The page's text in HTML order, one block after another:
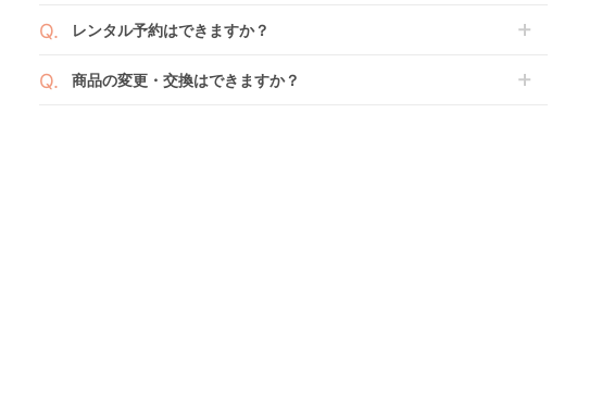
せていただく場合がございます。あらかじめご了承ください。
す。
※空港への配達はご対応できかねますのであらかじめご了承くださ
レンタル予約はできますか？
商品のご注文時にご希望のお日にちに配送日指定をしてください。レ
商品の変更・交換はできますか？